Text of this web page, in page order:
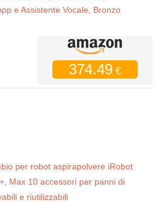
e Assistente Vocale, Bronzo
374.49 €
per robot aspirapolvere iRobot
Max 10 accessori per panni di
e riutilizzabili